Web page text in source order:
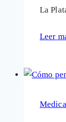
La
Leer